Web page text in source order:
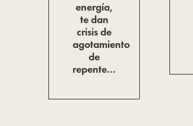
energía,
te dan
crisis de
agotamiento
de
repente…